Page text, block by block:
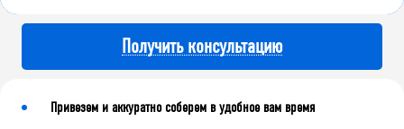
Получить консультацию
Привезем и аккуратно соберем в удобное вам время